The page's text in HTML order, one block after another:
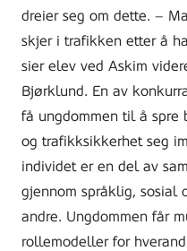
dreier seg om dette. –
skjer i trafikken etter å
sier elev ved Askim
Bjørklund. En av
få ungdommen til å spre
og trafikksikkerhet seg
individet er en del av
gjennom språklig, sosial
andre. Ungdommen får
rollemodeller for